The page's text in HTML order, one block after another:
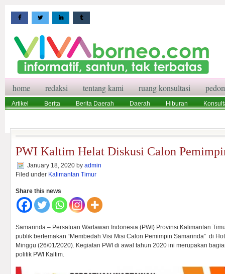
home redaksi tentang kami ruang konsultasi
Artikel Berita Berita Daerah Daerah Hiburan
PWI Kaltim Helat Diskusi Calon
January 18, 2020 by admin
Filed under Kalimantan Timur
Share this news
Samarinda – Persatuan Wartawan Indonesia (PWI) Provinsi Kalimantan
publik bertemakan “Membedah Visi Misi Calon Pemimpin Samarinda” di
Minggu (26/01/2020). Kegiatan PWI di awal tahun 2020 ini merupakan
politik PWI Kaltim.